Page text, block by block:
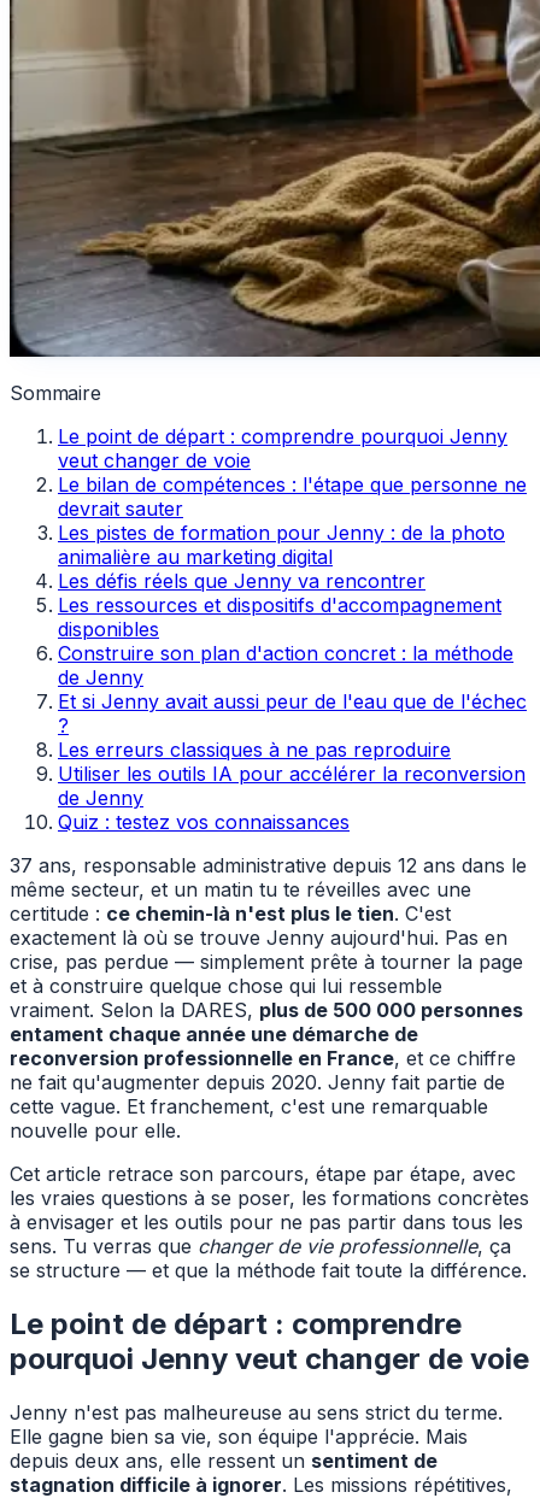
Sommaire
Le point de départ : comprendre pourquoi Jenny
veut changer de voie
Le bilan de compétences : l'étape que personne ne
devrait sauter
Les pistes de formation pour Jenny : de la photo
animalière au marketing digital
Les défis réels que Jenny va rencontrer
Les ressources et dispositifs d'accompagnement
disponibles
Construire son plan d'action concret : la méthode
de Jenny
Et si Jenny avait aussi peur de l'eau que de l'échec
?
Les erreurs classiques à ne pas reproduire
Utiliser les outils IA pour accélérer la reconversion
de Jenny
Quiz : testez vos connaissances
37 ans, responsable administrative depuis 12 ans dans le
même secteur, et un matin tu te réveilles avec une
certitude : ce chemin-là n'est plus le tien. C'est
exactement là où se trouve Jenny aujourd'hui. Pas en
crise, pas perdue — simplement prête à tourner la page
et à construire quelque chose qui lui ressemble
vraiment. Selon la DARES, plus de 500 000 personnes
entament chaque année une démarche de
reconversion professionnelle en France, et ce chiffre
ne fait qu'augmenter depuis 2020. Jenny fait partie de
cette vague. Et franchement, c'est une remarquable
nouvelle pour elle.
Cet article retrace son parcours, étape par étape, avec
les vraies questions à se poser, les formations concrètes
à envisager et les outils pour ne pas partir dans tous les
sens. Tu verras que changer de vie professionnelle, ça
se structure — et que la méthode fait toute la différence.
Le point de départ : comprendre
pourquoi Jenny veut changer de voie
Jenny n'est pas malheureuse au sens strict du terme.
Elle gagne bien sa vie, son équipe l'apprécie. Mais
depuis deux ans, elle ressent un sentiment de
stagnation difficile à ignorer. Les missions répétitives,